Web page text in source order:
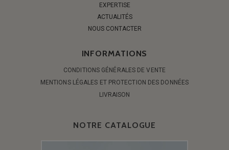
EXPERTISE
ACTUALITÉS
NOUS CONTACTER
INFORMATIONS
CONDITIONS GÉNÉRALES DE VENTE
MENTIONS LÉGALES ET PROTECTION DES DONNÉES
LIVRAISON
NOTRE CATALOGUE